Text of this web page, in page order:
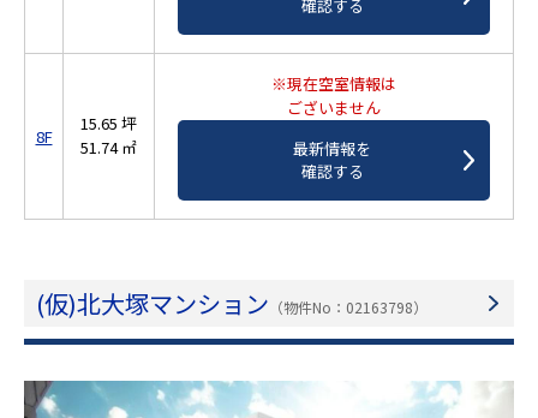
確認する
8F
15.65 坪
51.74 ㎡
※現在空室情報は
ございません
最新情報を
確認する
(仮)北大塚マンション （物件No：02163798）